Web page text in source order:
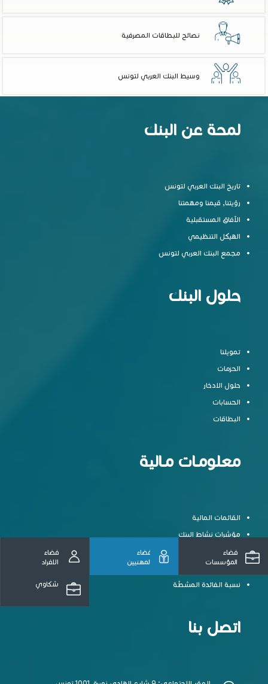
فضاء
الافراد
فضاء
المهنيين
فضاء
المؤسسات
شكاوي
نصائح للبطاقات المصرفية
وسيط البنك العربي لتونس
لمحة عن البنك
تاريخ البنك العربي لتونس
رؤيتنا, قيمنا ومهمتنا
الآفاق المستقبلية
الهيكل التنظيمي
مجمع البنك العربي لتونس
حلول البنك
تمويلنا
الحزمات
حلول الادخار
الحسابات
البطاقات
معلومـات مـالية
القائمات المالية
مؤشرات نشاط البنك
التقارير السنوية
القروض الرقاعية
نسبة الفائدة المشطّة
اتصل بنا